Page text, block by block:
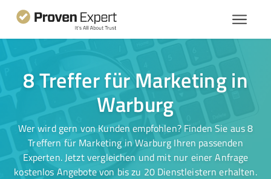
8 Treffer für Marketing in
Warburg
Wer wird gern von Kunden empfohlen? Finden Sie aus 8
Treffern für Marketing in Warburg Ihren passenden
Experten. Jetzt vergleichen und mit nur einer Anfrage
kostenlos Angebote von bis zu 20 Dienstleistern erhalten.